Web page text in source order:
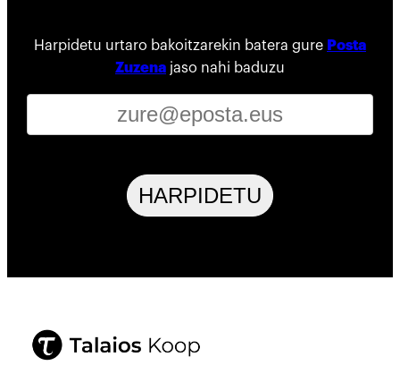
Harpidetu urtaro bakoitzarekin batera gure Posta
Zuzena jaso nahi baduzu
HARPIDETU